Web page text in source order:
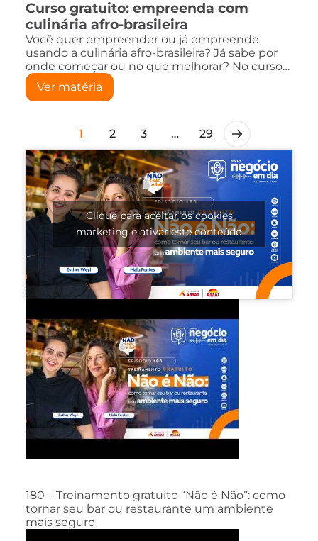
Curso gratuito: empreenda com
culinária afro-brasileira
Você quer empreender ou já empreende
usando a culinária afro-brasileira? Já sabe por
onde começar ou no que melhorar? No curso…
Ver matéria
1 2 3 … 29
Clique para aceitar os cookies
marketing e ativar este conteúdo
180 – Treinamento gratuito “Não é Não”: como
tornar seu bar ou restaurante um ambiente
mais seguro